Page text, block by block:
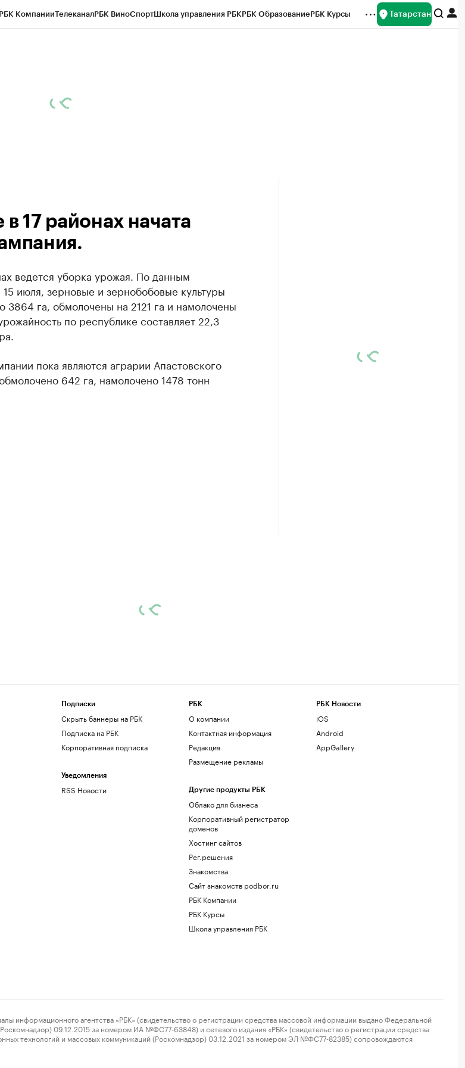
РБК КомпанииТелеканалРБК ВиноСпортШкола управления РБКРБК ОбразованиеРБК Курсы Татарстан
в 17 районах начата
ведется уборка урожая. По данным
июля, зерновые и зернобобовые культуры
3864 га, обмолочены на 2121 га и намолочены
по республике составляет 22,3
пока являются аграрии Апастовского
642 га, намолочено 1478 тонн
Подписки
Скрыть баннеры на РБК
Подписка на РБК
Корпоративная подписка
Уведомления
RSS Новости
РБК
О компании
Контактная информация
Редакция
Размещение рекламы
Другие продукты РБК
Облако для бизнеса
Корпоративный регистратор
доменов
Хостинг сайтов
Рег.решения
Знакомства
Сайт знакомств podbor.ru
РБК Компании
РБК Курсы
Школа управления РБК
РБК Новости
iOS
Android
AppGallery
агентства «РБК» (свидетельство о регистрации средства массовой информации выдано Федеральной
09.12.2015 за номером ИА №ФС77-63848) и сетевого издания «РБК» (свидетельство о регистрации средства
технологий и массовых коммуникаций (Роскомнадзор) 03.12.2021 за номером ЭЛ №ФС77-82385) сопровождаются